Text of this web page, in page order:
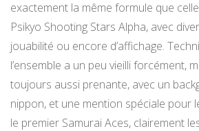
exactement la même formule que
Psikyo Shooting Stars Alpha, avec
jouabilité ou encore d’affichage.
l’ensemble a un peu vieilli forcément,
toujours aussi prenante, avec un
nippon, et une mention spéciale pour
le premier Samurai Aces, clairement